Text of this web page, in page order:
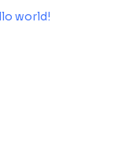
world!